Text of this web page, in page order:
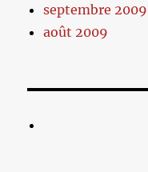
septembre 2009
août 2009